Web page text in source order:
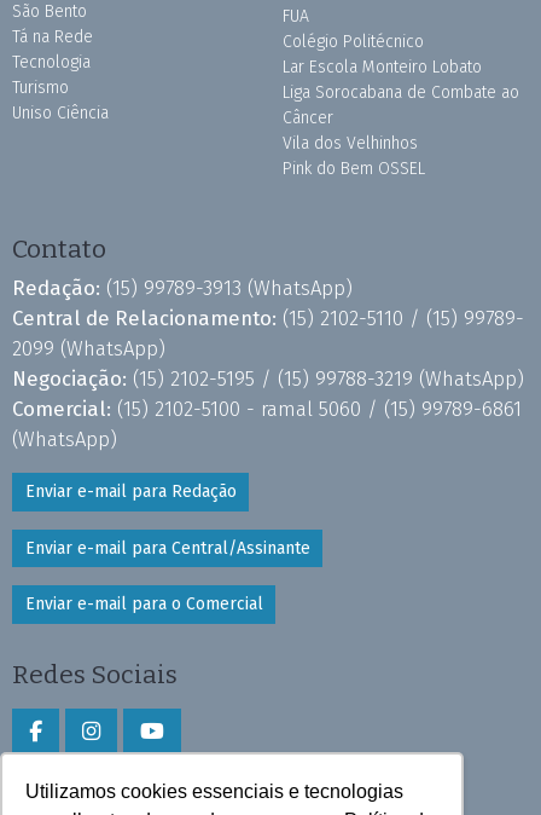
Utilizamos cookies essenciais e tecnologias
São Bento
Tá na Rede
Tecnologia
Turismo
Uniso Ciência
FUA
Colégio Politécnico
Lar Escola Monteiro Lobato
Liga Sorocabana de Combate ao
Câncer
Vila dos Velhinhos
Pink do Bem OSSEL
Contato
Redação: (15) 99789-3913 (WhatsApp)
Central de Relacionamento: (15) 2102-5110 / (15) 99789-
2099 (WhatsApp)
Negociação: (15) 2102-5195 / (15) 99788-3219 (WhatsApp)
Comercial: (15) 2102-5100 - ramal 5060 / (15) 99789-6861
(WhatsApp)
Enviar e-mail para Redação
Enviar e-mail para Central/Assinante
Enviar e-mail para o Comercial
Redes Sociais
Faça download do aplicativo